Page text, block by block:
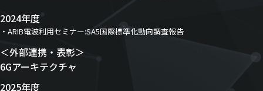
2024年度
ARIB電波利用セミナー:SA5国際標準化動向調査報告
＜外部連携・表彰＞
6Gアーキテクチャ
2025年度